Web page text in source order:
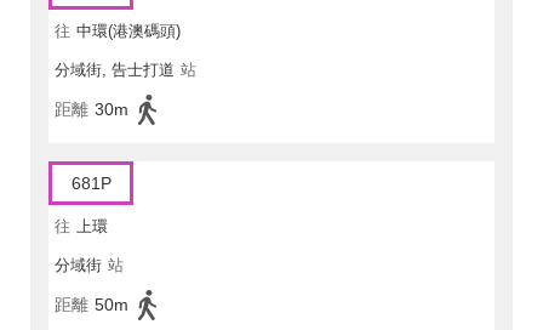
往 中環(港澳碼頭)
分域街, 告士打道 站
距離 30m
681P
往 上環
分域街 站
距離 50m